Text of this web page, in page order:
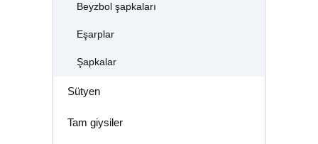
Beyzbol şapkaları
Eşarplar
Şapkalar
Sütyen
Tam giysiler